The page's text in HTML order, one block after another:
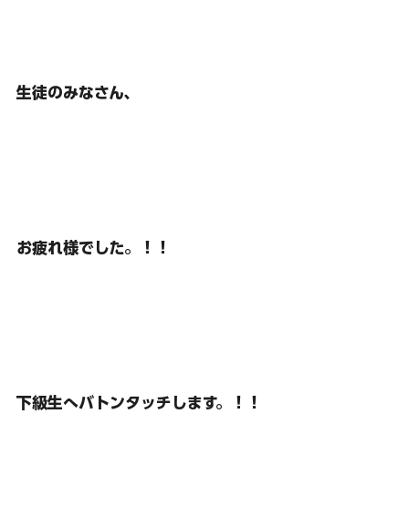
生徒のみなさん、
お疲れ様でした。！！
下級生へバトンタッチします。！！